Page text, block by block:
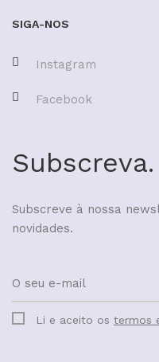
SIGA-NOS
Instagram
Facebook
Subscreva.
Subscreve à nossa
novidades.
Li e aceito os termos